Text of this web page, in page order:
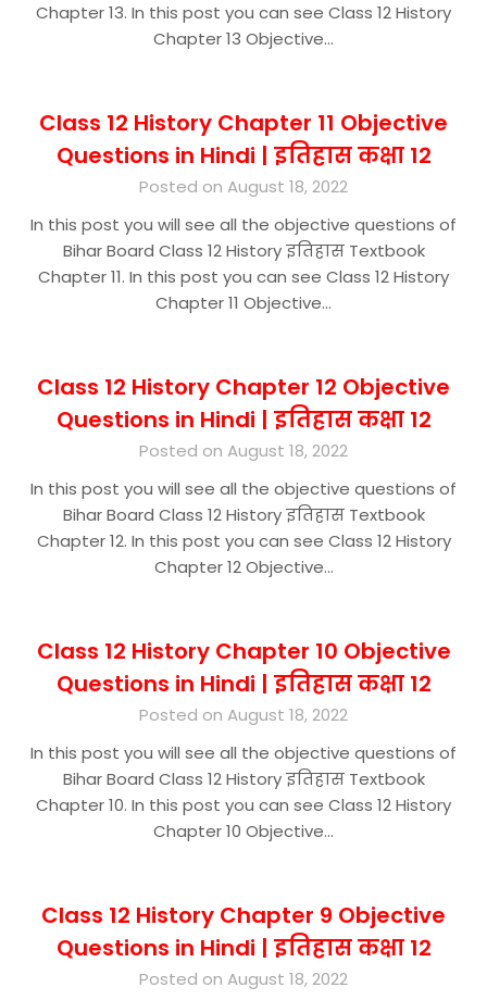
Chapter 13. In this post you can see Class 12 History
Chapter 13 Objective…
Class 12 History Chapter 11 Objective
Questions in Hindi | इतिहास कक्षा 12
Posted on August 18, 2022
In this post you will see all the objective questions of
Bihar Board Class 12 History इतिहास Textbook
Chapter 11. In this post you can see Class 12 History
Chapter 11 Objective…
Class 12 History Chapter 12 Objective
Questions in Hindi | इतिहास कक्षा 12
Posted on August 18, 2022
In this post you will see all the objective questions of
Bihar Board Class 12 History इतिहास Textbook
Chapter 12. In this post you can see Class 12 History
Chapter 12 Objective…
Class 12 History Chapter 10 Objective
Questions in Hindi | इतिहास कक्षा 12
Posted on August 18, 2022
In this post you will see all the objective questions of
Bihar Board Class 12 History इतिहास Textbook
Chapter 10. In this post you can see Class 12 History
Chapter 10 Objective…
Class 12 History Chapter 9 Objective
Questions in Hindi | इतिहास कक्षा 12
Posted on August 18, 2022